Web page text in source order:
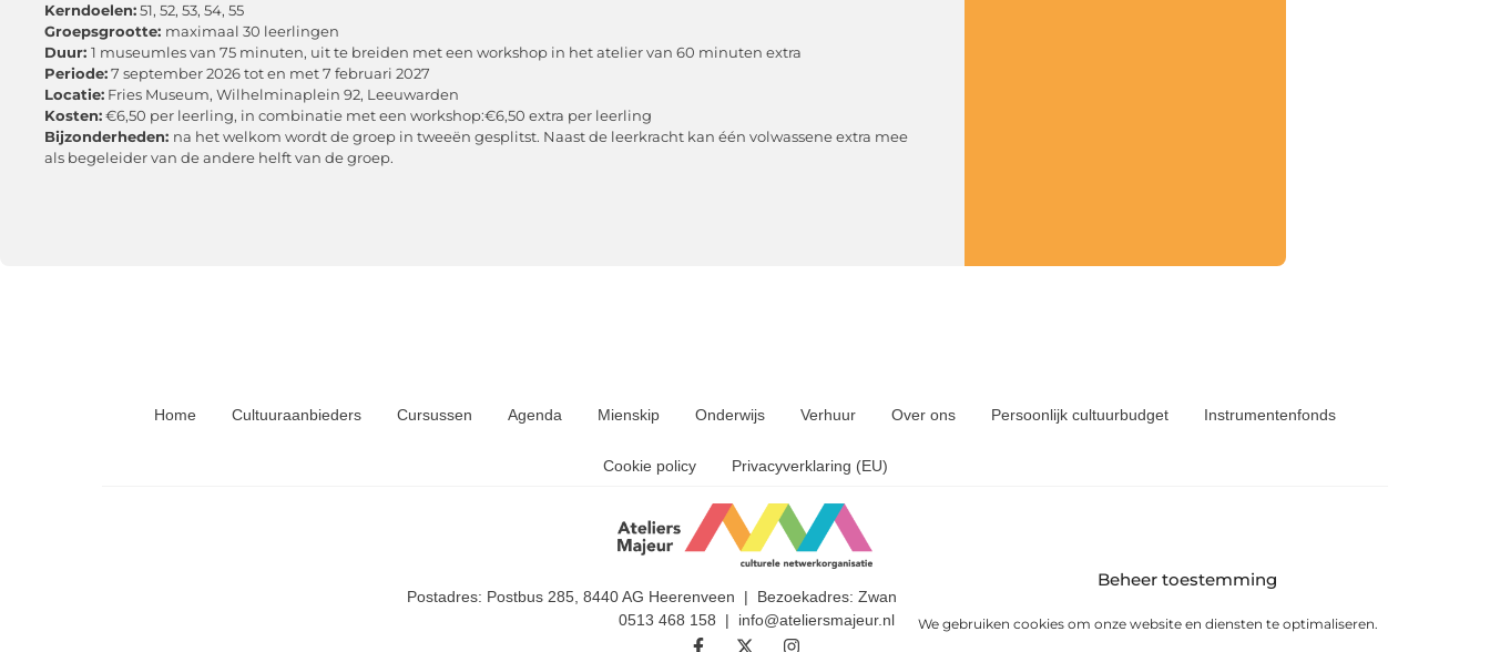
Beheer toestemming
We gebruiken cookies om onze website en diensten te optimaliseren.
Kerndoelen:51, 52, 53, 54, 55
Groepsgrootte: maximaal 30 leerlingen
Duur: 1 museumles van 75 minuten, uit te breiden met een workshop in het atelier van 60 minuten extra
Periode:7 september 2026 tot en met 7 februari 2027
Locatie: Fries Museum, Wilhelminaplein 92, Leeuwarden
Kosten:€6,50 per leerling, in combinatie met een workshop:€6,50 extra per leerling
Bijzonderheden: na het welkom wordt de groep in tweeën gesplitst. Naast de leerkracht kan één volwassene extra mee
als begeleider van de andere helft van de groep.
Home Cultuuraanbieders Cursussen Agenda Mienskip Onderwijs Verhuur Over ons Persoonlijk cultuurbudget Instrumentenfonds
Cookie policy Privacyverklaring (EU)
Postadres: Postbus 285, 8440 AG Heerenveen | Bezoekadres: Zwanedrift 2, 8446 KS Heerenveen
0513 468 158 | info@ateliersmajeur.nl